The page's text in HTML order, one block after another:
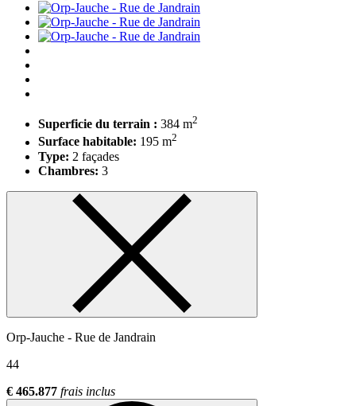
Superficie du terrain : 384 m2
Surface habitable: 195 m2
Type: 2 façades
Chambres: 3
Orp-Jauche - Rue de Jandrain
44
€ 465.877 frais inclus